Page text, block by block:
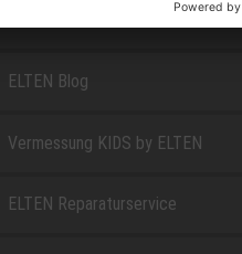
ELTEN Blog
Vermessung KIDS by ELTEN
ELTEN Reparaturservice